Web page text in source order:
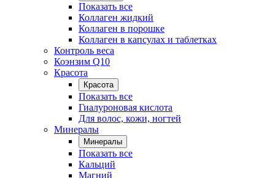
Показать все
Коллаген жидкий
Коллаген в порошке
Коллаген в капсулах и таблетках
Контроль веса
Коэнзим Q10
Красота
Красота
Показать все
Гиалуроновая кислота
Для волос, кожи, ногтей
Минералы
Минералы
Показать все
Кальций
Магний